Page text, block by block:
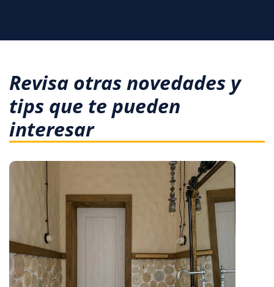
Revisa otras novedades y
tips que te pueden
interesar